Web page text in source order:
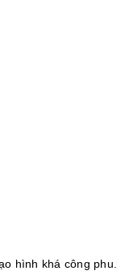
hình khá công phu.